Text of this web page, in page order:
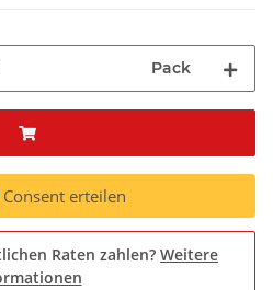
Pack
Consent erteilen
Raten zahlen? Weitere